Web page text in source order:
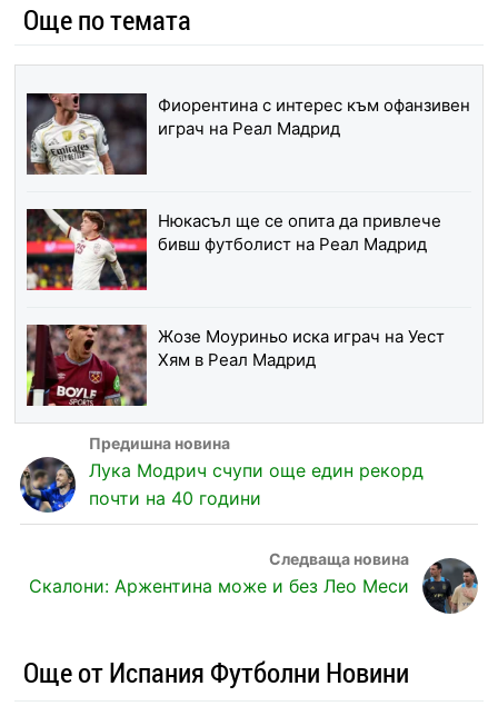
Още по темата
Фиорентина с интерес към офанзивен
играч на Реал Мадрид
Нюкасъл ще се опита да привлече
бивш футболист на Реал Мадрид
Жозе Моуриньо иска играч на Уест
Хям в Реал Мадрид
Лука Модрич счупи още един рекорд
почти на 40 години
Скалони: Аржентина може и без Лео Меси
Още от Испания Футболни Новини